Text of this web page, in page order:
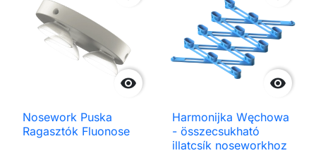

Nosework Puska
Ragasztók Fluonose

Harmonijka Węchowa
- összecsukható
illatcsík noseworkhoz